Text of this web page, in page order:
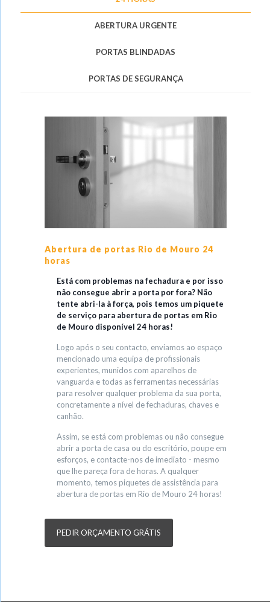
ABERTURA URGENTE
PORTAS BLINDADAS
PORTAS DE SEGURANÇA
Abertura de portas Rio de Mouro 24
horas
Está com problemas na fechadura e por isso
não consegue abrir a porta por fora? Não
tente abri-la à força, pois temos um piquete
de serviço para abertura de portas em Rio
de Mouro disponível 24 horas!
Logo após o seu contacto, enviamos ao espaço
mencionado uma equipa de profissionais
experientes, munidos com aparelhos de
vanguarda e todas as ferramentas necessárias
para resolver qualquer problema da sua porta,
concretamente a nível de fechaduras, chaves e
canhão.
Assim, se está com problemas ou não consegue
abrir a porta de casa ou do escritório, poupe em
esforços, e contacte-nos de imediato - mesmo
que lhe pareça fora de horas. A qualquer
momento, temos piquetes de assistência para
abertura de portas em Rio de Mouro 24 horas!
PEDIR ORÇAMENTO GRÁTIS